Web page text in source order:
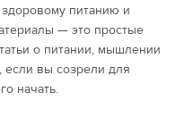
питанию и
— это простые
о питании, мышлении
если вы созрели для
начать.